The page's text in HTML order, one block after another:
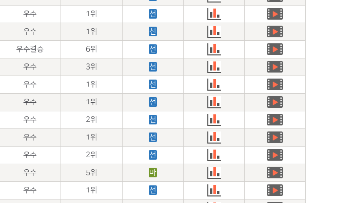
우수 1위 선
우수 1위 선
우수결승 6위 선
우수 3위 선
우수 1위 선
우수 1위 선
우수 2위 선
우수 1위 선
우수 2위 선
우수 5위 마
우수 1위 선